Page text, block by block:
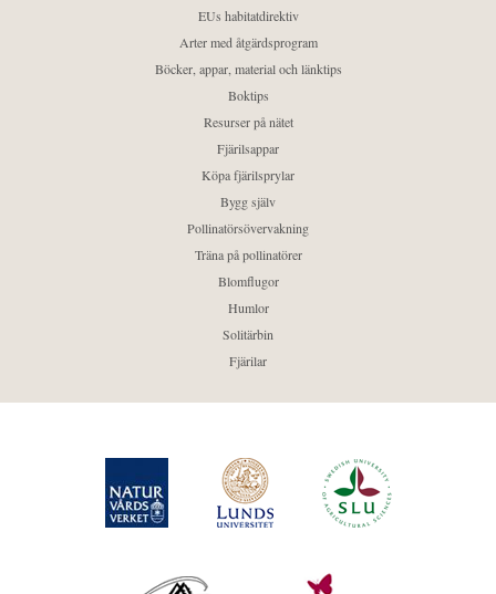
EUs habitatdirektiv
Arter med åtgärdsprogram
Böcker, appar, material och länktips
Boktips
Resurser på nätet
Fjärilsappar
Köpa fjärilsprylar
Bygg själv
Pollinatörsövervakning
Träna på pollinatörer
Blomflugor
Humlor
Solitärbin
Fjärilar